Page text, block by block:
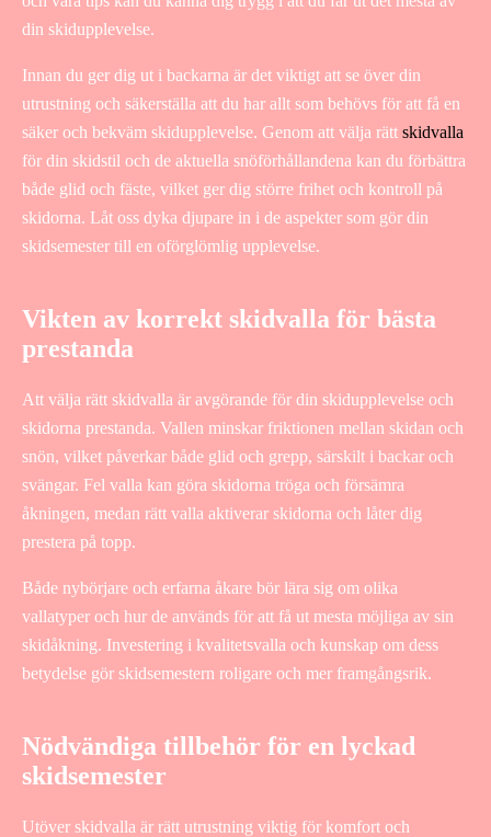
din skidupplevelse.
Innan du ger dig ut i backarna är det viktigt att se över din
utrustning och säkerställa att du har allt som behövs för att få en
säker och bekväm skidupplevelse. Genom att välja rätt skidvalla
för din skidstil och de aktuella snöförhållandena kan du förbättra
både glid och fäste, vilket ger dig större frihet och kontroll på
skidorna. Låt oss dyka djupare in i de aspekter som gör din
skidsemester till en oförglömlig upplevelse.
Vikten av korrekt skidvalla för bästa
prestanda
Att välja rätt skidvalla är avgörande för din skidupplevelse och
skidorna prestanda. Vallen minskar friktionen mellan skidan och
snön, vilket påverkar både glid och grepp, särskilt i backar och
svängar. Fel valla kan göra skidorna tröga och försämra
åkningen, medan rätt valla aktiverar skidorna och låter dig
prestera på topp.
Både nybörjare och erfarna åkare bör lära sig om olika
vallatyper och hur de används för att få ut mesta möjliga av sin
skidåkning. Investering i kvalitetsvalla och kunskap om dess
betydelse gör skidsemestern roligare och mer framgångsrik.
Nödvändiga tillbehör för en lyckad
skidsemester
Utöver skidvalla är rätt utrustning viktig för komfort och